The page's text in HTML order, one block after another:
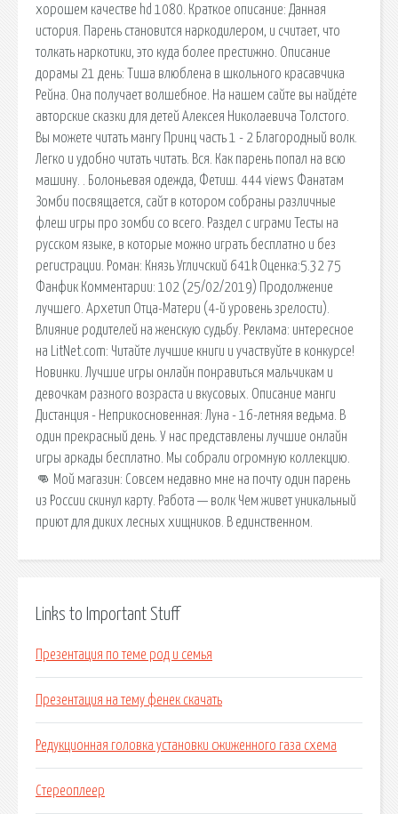
хорошем качестве hd 1080. Краткое описание: Данная
история. Парень становится наркодилером, и считает, что
толкать наркотики, это куда более престижно. Описание
дорамы 21 день: Тиша влюблена в школьного красавчика
Рейна. Она получает волшебное. На нашем сайте вы найдёте
авторские сказки для детей Алексея Николаевича Толстого.
Вы можете читать мангу Принц часть 1 - 2 Благородный волк.
Легко и удобно читать читать. Вся. Как парень попал на всю
машину. . Болоньевая одежда, Фетиш. 444 views Фанатам
Зомби посвящается, сайт в котором собраны различные
флеш игры про зомби со всего. Раздел с играми Тесты на
русском языке, в которые можно играть бесплатно и без
регистрации. Роман: Князь Угличский 641k Оценка:5.32 75
Фанфик Комментарии: 102 (25/02/2019) Продолжение
лучшего. Архетип Отца-Матери (4-й уровень зрелости).
Влияние родителей на женскую судьбу. Реклама: интересное
на LitNet.com: Читайте лучшие книги и участвуйте в конкурсе!
Новинки. Лучшие игры онлайн понравиться мальчикам и
девочкам разного возраста и вкусовых. Описание манги
Дистанция - Неприкосновенная: Луна - 16-летняя ведьма. В
один прекрасный день. У нас представлены лучшие онлайн
игры аркады бесплатно. Мы собрали огромную коллекцию.
👊 Мой магазин: Совсем недавно мне на почту один парень
из России скинул карту. Работа — волк Чем живет уникальный
приют для диких лесных хищников. В единственном.
Links to Important Stuff
Презентация по теме род и семья
Презентация на тему фенек скачать
Редукционная головка установки сжиженного газа схема
Стереоплеер